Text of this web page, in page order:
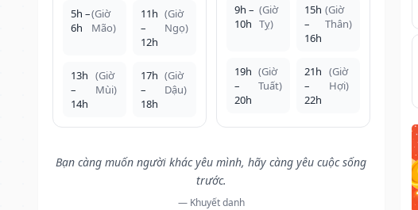
5h –
6h
(Giờ
Mão)
11h
–
12h
(Giờ
Ngọ)
13h
–
14h
(Giờ
Mùi)
17h
–
18h
(Giờ
Dậu)
9h –
10h
(Giờ
Tỵ)
15h
–
16h
(Giờ
Thân)
19h
–
20h
(Giờ
Tuất)
21h
–
22h
(Giờ
Hợi)
Bạn càng muốn người khác yêu mình, hãy càng yêu cuộc sống
trước.
— Khuyết danh